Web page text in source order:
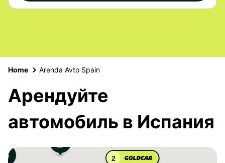
Home Arenda Avto Spain
Арендуйте
автомобиль в Испания
2